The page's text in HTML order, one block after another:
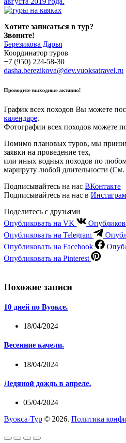
Хотите записаться в тур?
Звоните!
Березикова Дарья
Координатор туров
+7 (950) 224-58-30
dasha.berezikova@dev.vuoksatravel.ru
Проводите выходные активно!
График всех походов Вы можете
календаре.
Фотографии всех походов можете
Помимо плановых туров, мы
заявки на проведение тех,
или иных водных походов по
маршруту любой длительности (См.
Подписывайтесь на нас ВКонтакте
Подписывайтесь на нас в
Поделитесь с друзьями
Опубликовать на VK
Опубликовать на Telegram
Опубликовать на Facebook
Опубликовать на Pinterest
Похожие записи
10 дней по Вуоксе.
18/04/2024
Весенние качели.
18/04/2024
Ледяной дождь в апреле.
05/04/2024
Вуокса-Тур © 2026. Политика